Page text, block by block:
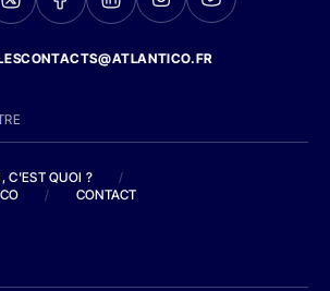
C'EST QUOI ?
/
/ CONTACT